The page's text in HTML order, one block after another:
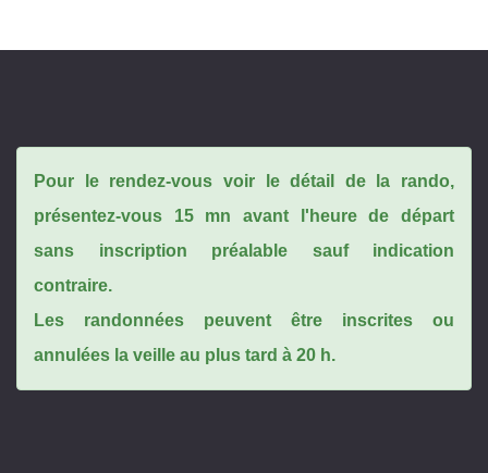
Pour le rendez-vous voir le détail de la rando,
présentez-vous 15 mn avant l'heure de départ
sans inscription préalable sauf indication
contraire.
Les randonnées peuvent être inscrites ou
annulées la veille au plus tard à 20 h.